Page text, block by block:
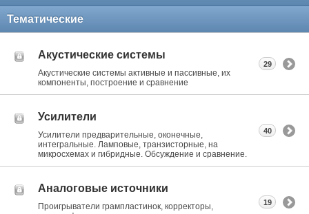
Тематические
Акустические системы
Акустические системы активные и пассивные, их
компоненты, построение и сравнение
29
Усилители
Усилители предварительные, оконечные,
интегральные. Ламповые, транзисторные, на
микросхемах и гибридные. Обсуждение и сравнение.
40
Аналоговые источники
Проигрыватели грампластинок, корректоры,
19